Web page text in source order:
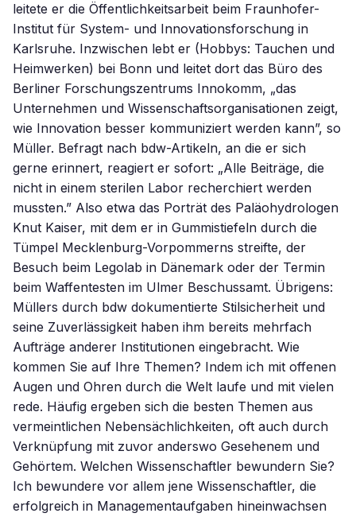
leitete er die Öffentlichkeitsarbeit beim Fraunhofer-
Institut für System- und Innovationsforschung in
Karlsruhe. Inzwischen lebt er (Hobbys: Tauchen und
Heimwerken) bei Bonn und leitet dort das Büro des
Berliner Forschungszentrums Innokomm, „das
Unternehmen und Wissenschaftsorganisationen zeigt,
wie Innovation besser kommuniziert werden kann”, so
Müller. Befragt nach bdw-Artikeln, an die er sich
gerne erinnert, reagiert er sofort: „Alle Beiträge, die
nicht in einem sterilen Labor recherchiert werden
mussten.” Also etwa das Porträt des Paläohydrologen
Knut Kaiser, mit dem er in Gummistiefeln durch die
Tümpel Mecklenburg-Vorpommerns streifte, der
Besuch beim Legolab in Dänemark oder der Termin
beim Waffentesten im Ulmer Beschussamt. Übrigens:
Müllers durch bdw dokumentierte Stilsicherheit und
seine Zuverlässigkeit haben ihm bereits mehrfach
Aufträge anderer Institutionen eingebracht. Wie
kommen Sie auf Ihre Themen? Indem ich mit offenen
Augen und Ohren durch die Welt laufe und mit vielen
rede. Häufig ergeben sich die besten Themen aus
vermeintlichen Nebensächlichkeiten, oft auch durch
Verknüpfung mit zuvor anderswo Gesehenem und
Gehörtem. Welchen Wissenschaftler bewundern Sie?
Ich bewundere vor allem jene Wissenschaftler, die
erfolgreich in Managementaufgaben hineinwachsen